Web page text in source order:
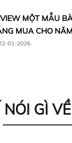
MỘT MẪU
MUA CHO
01-2026
GÌ